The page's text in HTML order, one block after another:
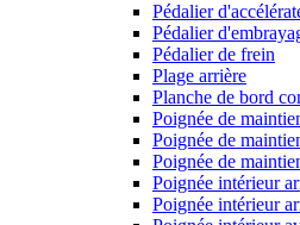
Pédalier
Pédalier
Pédalier de frein
Plage arrière
Planche de bord
Poignée de
Poignée de
Poignée de
Poignée intérieur
Poignée intérieur